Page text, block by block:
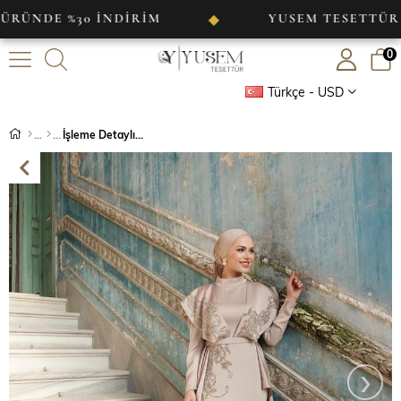
%30 İNDİRİM ◆ YUSEM TESETTÜR
Türkçe - USD
0
İşleme Detaylı Fırfırlı Abiye Bej
›